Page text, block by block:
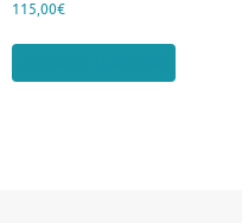
115,00€